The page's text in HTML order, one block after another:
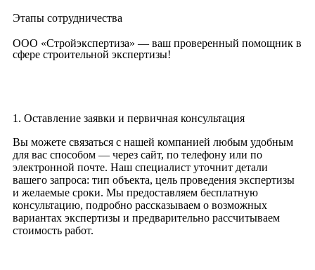
Этапы сотрудничества
ООО «Стройэкспертиза» — ваш проверенный помощник в
сфере строительной экспертизы!
1. Оставление заявки и первичная консультация
Вы можете связаться с нашей компанией любым удобным
для вас способом — через сайт, по телефону или по
электронной почте. Наш специалист уточнит детали
вашего запроса: тип объекта, цель проведения экспертизы
и желаемые сроки. Мы предоставляем бесплатную
консультацию, подробно рассказываем о возможных
вариантах экспертизы и предварительно рассчитываем
стоимость работ.